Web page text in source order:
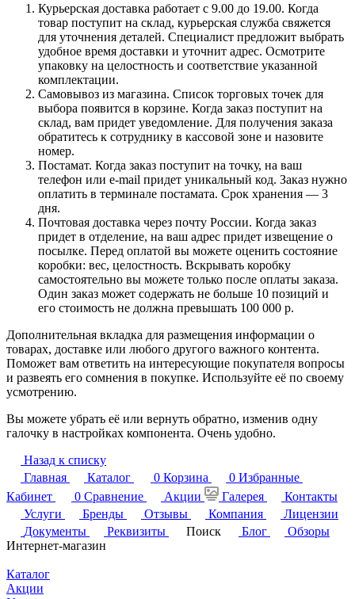
Курьерская доставка работает с 9.00 до 19.00. Когда
товар поступит на склад, курьерская служба свяжется
для уточнения деталей. Специалист предложит выбрать
удобное время доставки и уточнит адрес. Осмотрите
упаковку на целостность и соответствие указанной
комплектации.
Самовывоз из магазина. Список торговых точек для
выбора появится в корзине. Когда заказ поступит на
склад, вам придет уведомление. Для получения заказа
обратитесь к сотруднику в кассовой зоне и назовите
номер.
Постамат. Когда заказ поступит на точку, на ваш
телефон или e-mail придет уникальный код. Заказ нужно
оплатить в терминале постамата. Срок хранения — 3
дня.
Почтовая доставка через почту России. Когда заказ
придет в отделение, на ваш адрес придет извещение о
посылке. Перед оплатой вы можете оценить состояние
коробки: вес, целостность. Вскрывать коробку
самостоятельно вы можете только после оплаты заказа.
Один заказ может содержать не больше 10 позиций и
его стоимость не должна превышать 100 000 р.
Дополнительная вкладка для размещения информации о
товарах, доставке или любого другого важного контента.
Поможет вам ответить на интересующие покупателя вопросы
и развеять его сомнения в покупке. Используйте её по своему
усмотрению.
Вы можете убрать её или вернуть обратно, изменив одну
галочку в настройках компонента. Очень удобно.
Назад к списку
Главная
Каталог 0 Корзина 0 Избранные
Кабинет
0 Сравнение Акции Галерея
Контакты
Услуги
Бренды Отзывы Компания
Лицензии
Документы
Реквизиты Поиск Блог
Обзоры
Интернет-магазин
Каталог
Акции